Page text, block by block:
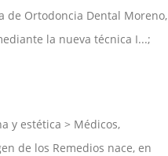
de Ortodoncia Dental Moreno,
la nueva técnica I...;
y estética > Médicos,
de los Remedios nace, en